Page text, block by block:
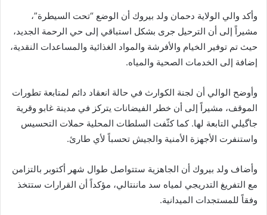
وأكد والي الولاية دحمان ولد بيروك أن الوضع “تحت السيطرة”،
مشيراً إلى أن الترحيل جرى بشكل استباقي إلى حي الرحمة الجديد،
حيث تم توفير الخيام والأفرشة والمواد الغذائية والمساعدات النقدية،
إضافة إلى الخدمات الصحية والمياه.
وأوضح الوالي أن لجنة الكوارث في حالة انعقاد دائم لمتابعة تطورات
الموقف، مشيراً إلى أن خطر الفيضانات يتركز في مدينة غابو وقرية
جاگيلي التابعة لها. كما كثّفت السلطات المحلية حملات التحسيس
واستنفرت الأجهزة الأمنية والجيش تحسباً لأي طارئ.
وأضاف ولد بيروك أن الجاهزية ستتواصل طوال شهر أكتوبر بالتزامن
مع التفريغ التدريجي لمياه سد ماننتالي، مؤكداً أن القرارات ستتخذ
وفقاً للمستجدات الميدانية.